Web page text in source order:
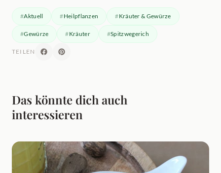
Aktuell Heilpflanzen Kräuter & Gewürze
Gewürze Kräuter Spitzwegerich
TEILEN
Das könnte dich auch
interessieren